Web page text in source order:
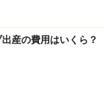
注意点は？
際の注意点とし
ため、多くの金
年9月末に設
産の費用はいくら？